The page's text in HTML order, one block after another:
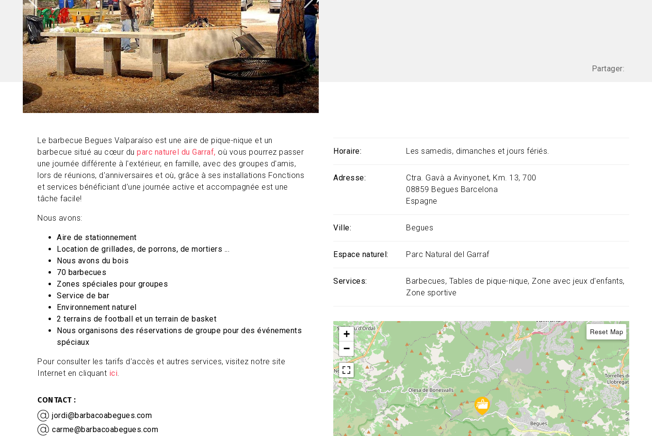
Partager:
Le barbecue Begues Valparaíso est une aire de pique-nique et un
barbecue situé au cœur du parc naturel du Garraf, où vous pourrez passer
une journée différente à l'extérieur, en famille, avec des groupes d'amis,
lors de réunions, d'anniversaires et où, grâce à ses installations Fonctions
et services bénéficiant d’une journée active et accompagnée est une
tâche facile!
Nous avons:
Aire de stationnement
Location de grillades, de porrons, de mortiers ...
Nous avons du bois
70 barbecues
Zones spéciales pour groupes
Service de bar
Environnement naturel
2 terrains de football et un terrain de basket
Nous organisons des réservations de groupe pour des événements
spéciaux
Pour consulter les tarifs d'accès et autres services, visitez notre site
Internet en cliquant ici.
CONTACT
jordi@barbacoabegues.com
carme@barbacoabegues.com
Horaire Les samedis, dimanches et jours fériés.
Adresse
Ctra. Gavà a Avinyonet, Km. 13, 700
08859 Begues Barcelona
Espagne
Ville Begues
Espace naturel Parc Natural del Garraf
Services Barbecues Tables de pique-nique Zone avec jeux d'enfants
Zone sportive
+
−
Reset Map